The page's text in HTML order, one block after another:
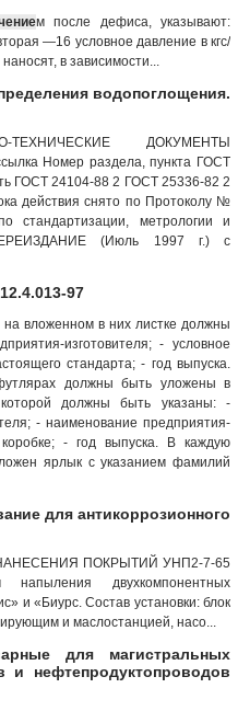
м после дефиса, указывают:
—16 условное давление в кгс/
в зависимости...
водопоглощения.
ДОКУМЕНТЫ
Номер раздела, пункта ГОСТ
ГОСТ 24104-88 2 ГОСТ 25336-82 2
действия снято по Протоколу №
стандартизации, метрологии и
(Июль 1997 г.) с
97
вложенном в них листке должны
изготовителя; - условное
стандарта; - год выпуска.
должны быть уложены в
должны быть указаны: -
- наименование предприятия-
- год выпуска. В каждую
ярлык с указанием фамилий
для антикоррозионного
ПОКРЫТИЙ УНП2-7-65
двухкомпонентных
и «Биурс. Состав установки: блок
и маслостанцией, насо...
для магистральных
и нефтепродуктопроводов